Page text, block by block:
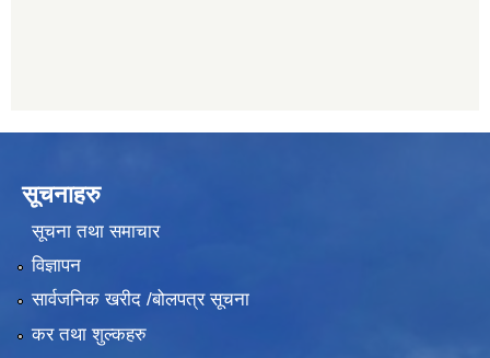
सूचनाहरु
सूचना तथा समाचार
विज्ञापन
सार्वजनिक खरीद /बोलपत्र सूचना
कर तथा शुल्कहरु